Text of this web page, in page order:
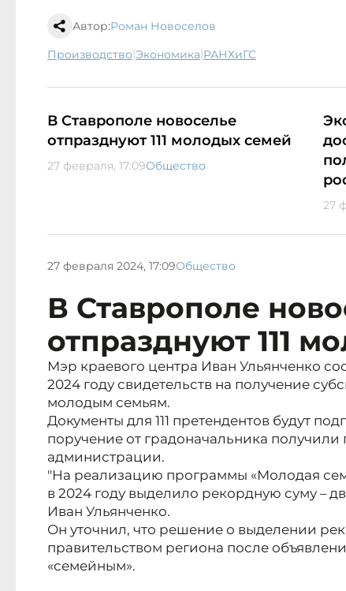
Автор:Роман Новоселов
производство| экономика| РАНХиГС
В Ставрополе новоселье
отпразднуют 111 молодых семей
27 февраля, 17:09Общество
27
27 февраля 2024, 17:09Общество
В Ставрополе
отпразднуют 111
Мэр краевого центра Иван Ульянченко
2024 году свидетельств на получение
молодым семьям.
Документы для 111 претендентов будут
поручение от градоначальника
администрации.
"На реализацию программы «Молодая
в 2024 году выделило рекордную суму –
Иван Ульянченко.
Он уточнил, что решение о выделении
правительством региона после
«семейным».